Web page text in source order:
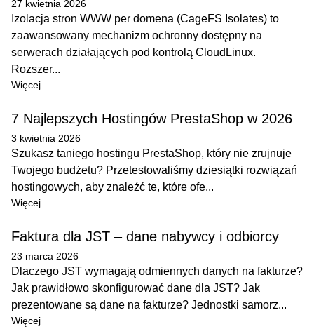
27 kwietnia 2026
Izolacja stron WWW per domena (CageFS Isolates) to
zaawansowany mechanizm ochronny dostępny na
serwerach działających pod kontrolą CloudLinux.
Rozszer...
Więcej
7 Najlepszych Hostingów PrestaShop w 2026
3 kwietnia 2026
Szukasz taniego hostingu PrestaShop, który nie zrujnuje
Twojego budżetu? Przetestowaliśmy dziesiątki rozwiązań
hostingowych, aby znaleźć te, które ofe...
Więcej
Faktura dla JST – dane nabywcy i odbiorcy
23 marca 2026
Dlaczego JST wymagają odmiennych danych na fakturze?
Jak prawidłowo skonfigurować dane dla JST? Jak
prezentowane są dane na fakturze? Jednostki samorz...
Więcej